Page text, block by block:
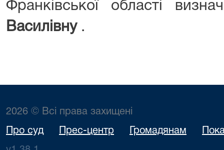
Франківської області
Василівну.
2026 © Всі права захищені
Про суд Прес-центр Громадянам